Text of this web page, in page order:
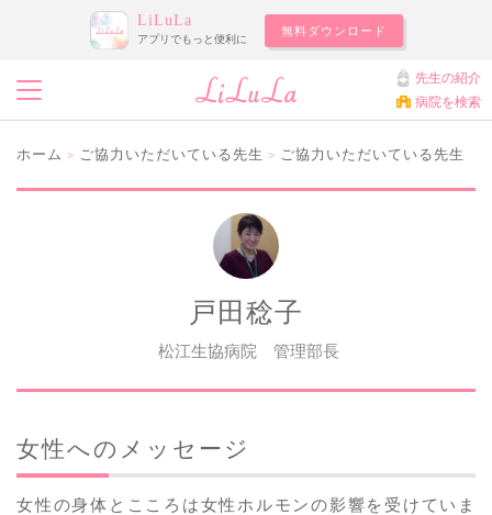
LiLuLa
アプリでもっと便利に
無料ダウンロード
先生の紹介
病院を検索
ホーム > ご協力いただいている先生 > ご協力いただいている先生
戸田稔子
松江生協病院 管理部長
女性へのメッセージ
女性の身体とこころは女性ホルモンの影響を受けていま